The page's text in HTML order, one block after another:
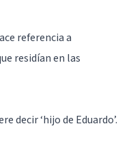
referencia a
residían en las
decir ‘hijo de Eduardo’.